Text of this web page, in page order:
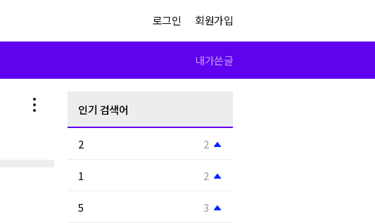
로그인 회원가입
내가쓴글
인기 검색어
2 2
1 2
5 3